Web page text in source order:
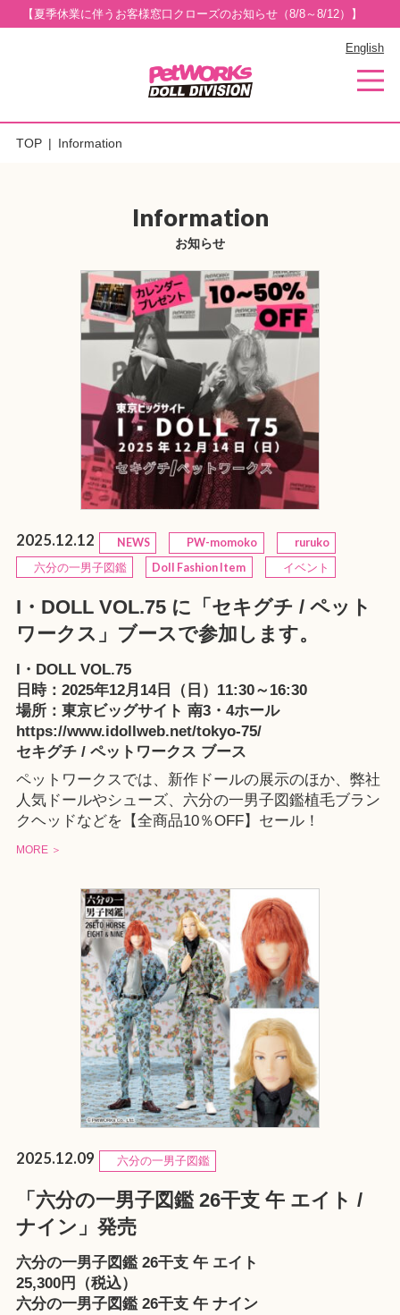
【夏季休業に伴うお客様窓口クローズのお知らせ（8/8～8/12）】
English
TOP Information
Information
お知らせ
2025.12.12 NEWS PW-momoko
ruruko
六分の一男子図鑑
Doll Fashion Item イベント
I・DOLL VOL.75 に「セキグチ / ペット
ワークス」ブースで参加します。
I・DOLL VOL.75
日時：2025年12月14日（日）11:30～16:30
場所：東京ビッグサイト 南3・4ホール
https://www.idollweb.net/tokyo-75/
セキグチ / ペットワークス ブース
ペットワークスでは、新作ドールの展示のほか、弊社
人気ドールやシューズ、六分の一男子図鑑植毛ブラン
クヘッドなどを【全商品10％OFF】セール！
MORE ＞
2025.12.09 六分の一男子図鑑
「六分の一男子図鑑 26干支 午 エイト /
ナイン」発売
六分の一男子図鑑 26干支 午 エイト
25,300円（税込）
六分の一男子図鑑 26干支 午 ナイン